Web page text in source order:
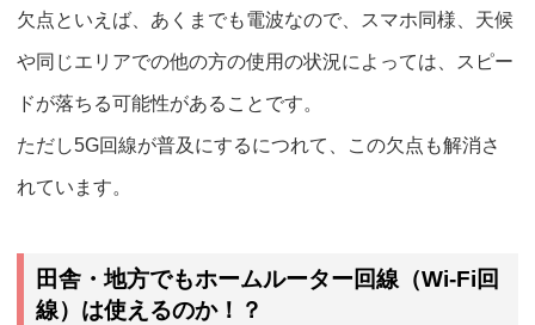
欠点といえば、あくまでも電波なので、スマホ同様、天候
や同じエリアでの他の方の使用の状況によっては、スピー
ドが落ちる可能性があることです。
ただし5G回線が普及にするにつれて、この欠点も解消さ
れています。
田舎・地方でもホームルーター回線（Wi-Fi回
線）は使えるのか！？